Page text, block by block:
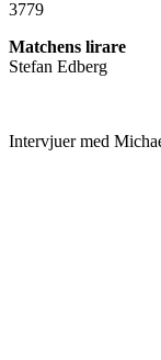
3779
Matchens lirare
Stefan Edberg
Intervjuer med